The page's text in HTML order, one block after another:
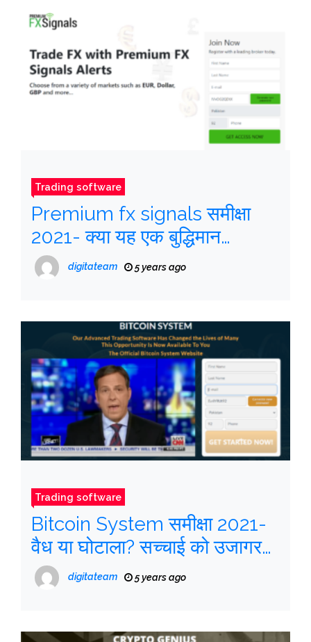
Trading software
Premium fx signals समीक्षा
2021- क्या यह एक बुद्धिमान
स्वचालित ट्रेडिंग सॉफ्टवेयर है?
digitateam 5 years ago
Trading software
Bitcoin System समीक्षा 2021-
वैध या घोटाला? सच्चाई को उजागर
करें
digitateam 5 years ago